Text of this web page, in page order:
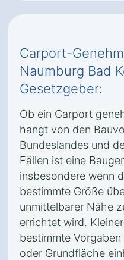
Carport-
Naumburg Bad
Gesetzgeber:
Ob ein Carport
hängt von den
Bundeslandes und
Fällen ist eine
insbesondere wenn
bestimmte Größe
unmittelbarer Nähe
errichtet wird.
bestimmte
oder Grundfläche